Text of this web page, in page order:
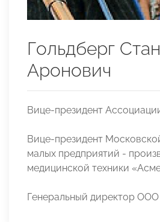
Гольдберг
Аронович
Вице-президент
Вице-президент
малых предприятий -
медицинской техники
Генеральный директор